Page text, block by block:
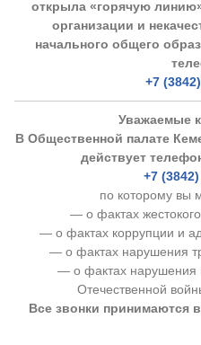
открыла «горячую
организации и
начального общего
+7
Уважаемые
В Общественной палате
действует
+7
по которому вы
— о фактах
— о фактах коррупции и
— о фактах нарушения
— о фактах нарушения
Отечественной
Все звонки принимаются